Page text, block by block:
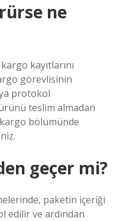
ne
kayıtlarını
görevlisinin
protokol
teslim almadan
bölümünde
geçer mi?
paketin içeriği
edilir ve ardından